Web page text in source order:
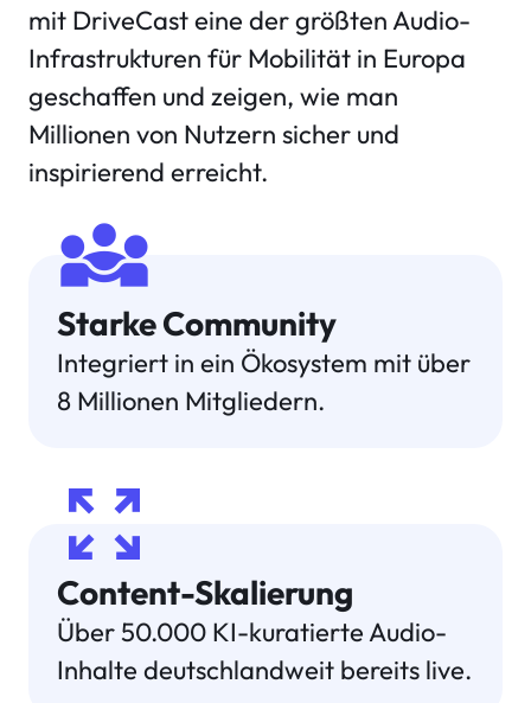
mit DriveCast eine der größten Audio-
Infrastrukturen für Mobilität in Europa
geschaffen und zeigen, wie man
Millionen von Nutzern sicher und
inspirierend erreicht.
diversity_3
Starke Community
Integriert in ein Ökosystem mit über
8 Millionen Mitgliedern.
zoom_out_map
Content-Skalierung
Über 50.000 KI-kuratierte Audio-
Inhalte deutschlandweit bereits live.